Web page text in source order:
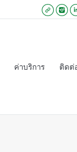
Website
ค่าบริการ ติดต่